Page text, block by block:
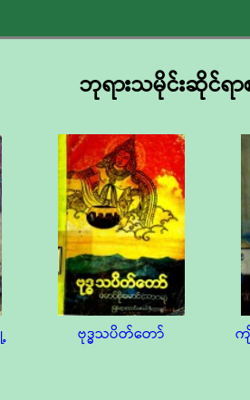
ဘုရားသမိုင်းဆိုင်ရာ
ဗုဒ္ဓသပိတ်တော်
က